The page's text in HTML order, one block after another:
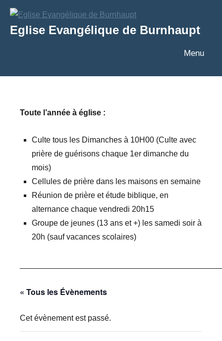
Aller
contenu
Eglise Evangélique de Burnhaupt
Texte
Menu
Toute l’année à église :
Culte tous les Dimanches à 10H00 (Culte avec
prière de guérisons chaque 1er dimanche du
mois)
Cellules de prière dans les maisons en semaine
Réunion de prière et étude biblique, en
alternance chaque vendredi 20h15
Groupe de jeunes (13 ans et +) les samedi soir à
20h (sauf vacances scolaires)
« Tous les Évènements
Cet évènement est passé.